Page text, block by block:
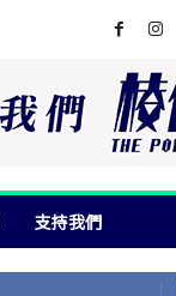
支持我們